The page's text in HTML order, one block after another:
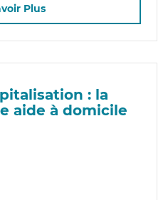
Plus
: la
aide à domicile